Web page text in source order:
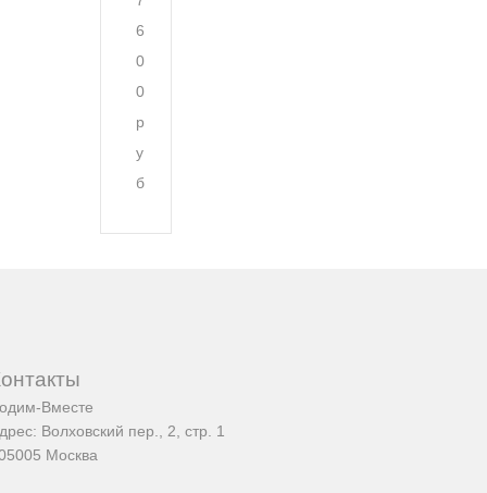
6
0
0
р
у
б
Вместе
Волховский пер., 2, стр. 1
Москва